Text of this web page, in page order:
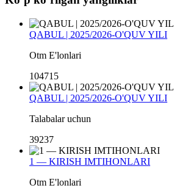
QABUL | 2025/2026-O'QUV YILI
Otm E'lonlari
104715
QABUL | 2025/2026-O'QUV YILI
Talabalar uchun
39237
1 — KIRISH IMTIHONLARI
Otm E'lonlari